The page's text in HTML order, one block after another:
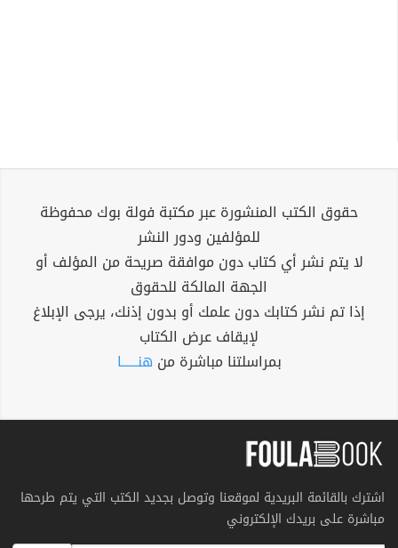
حقوق الكتب المنشورة عبر مكتبة فولة بوك محفوظة
للمؤلفين ودور النشر
لا يتم نشر أي كتاب دون موافقة صريحة من المؤلف أو
الجهة المالكة للحقوق
إذا تم نشر كتابك دون علمك أو بدون إذنك، يرجى الإبلاغ
لإيقاف عرض الكتاب
بمراسلتنا مباشرة من هنــــــا
اشترك بالقائمة البريدية لموقعنا وتوصل بجديد الكتب التي يتم طرحها
مباشرة على بريدك الإلكتروني